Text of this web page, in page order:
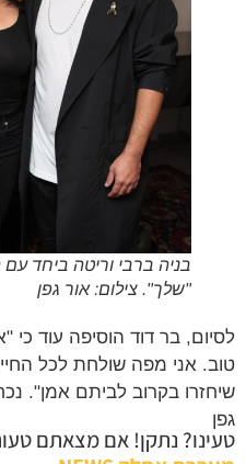
בניה ברבי וריטה ביחד עם
"שלך". צילום: אור גפן
בר דוד הוסיפה עוד כי
אני מפה שולחת לכל החיילים
בקרוב לביתם אמן". נכח,
נתקן! אם מצאתם טעות